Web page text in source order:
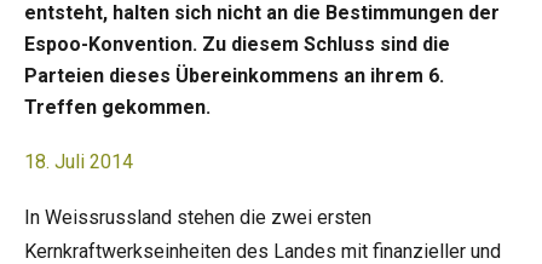
entsteht, halten sich nicht an die Bestimmungen der
Espoo-Konvention. Zu diesem Schluss sind die
Parteien dieses Übereinkommens an ihrem 6.
Treffen gekommen.
18. Juli 2014
In Weissrussland stehen die zwei ersten
Kernkraftwerkseinheiten des Landes mit finanzieller und